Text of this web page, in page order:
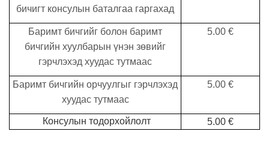
бичигт консулын баталгаа гаргахад
Баримт бичгийг болон баримт
бичгийн хуулбарын үнэн зөвийг
гэрчлэхэд хуудас тутмаас
5.00 €
Баримт бичгийн орчуулгыг гэрчлэхэд
хуудас тутмаас
5.00 €
Консулын тодорхойлолт 5.00 €